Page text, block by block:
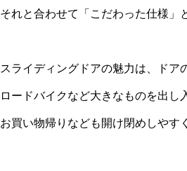
それと合わせて「こだわった仕様」
スライディングドアの魅力は、ドア
ロードバイクなど大きなものを出
お買い物帰りなども開け閉めしやす